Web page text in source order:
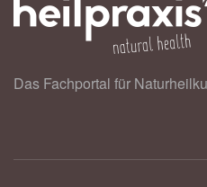
Das Fachportal für